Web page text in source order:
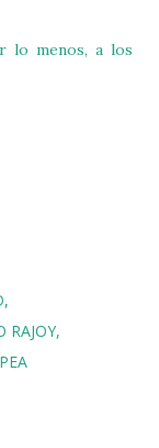
lo menos, a los
RAJOY